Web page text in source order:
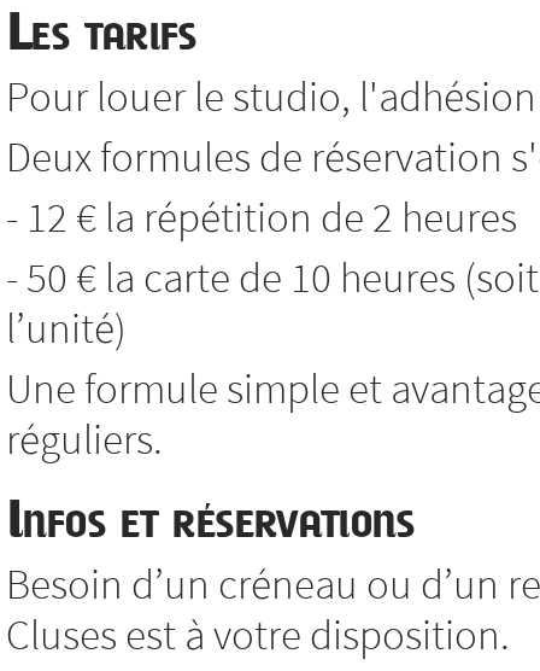
Les tarifs
Pour louer le studio,
Deux formules de réservation
- 12 € la répétition de 2 heures
- 50 € la carte de 10 heures
l’unité)
Une formule simple et
réguliers.
Infos et réservations
Besoin d’un créneau ou d’un
Cluses est à votre disposition.